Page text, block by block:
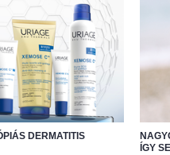
DERMATITIS
ÍGY